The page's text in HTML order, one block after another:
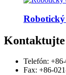
Robotický
Kontaktujte
Telefón:
Fax: +86-